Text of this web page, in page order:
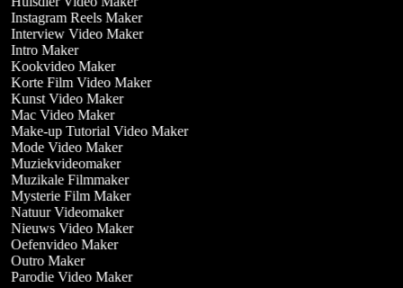
Instagram Reels Maker
Interview Video Maker
Intro Maker
Kookvideo Maker
Korte Film Video Maker
Kunst Video Maker
Mac Video Maker
Make-up Tutorial Video Maker
Mode Video Maker
Muziekvideomaker
Muzikale Filmmaker
Mysterie Film Maker
Natuur Videomaker
Nieuws Video Maker
Oefenvideo Maker
Outro Maker
Parodie Video Maker